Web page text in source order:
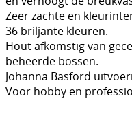
DIY Kits
Merken
Voor de kids
Straffe Combo's!!
Zeer zachte en
36 briljante kleuren.
Hout afkomstig van
beheerde bossen.
Johanna Basford
Voor hobby en